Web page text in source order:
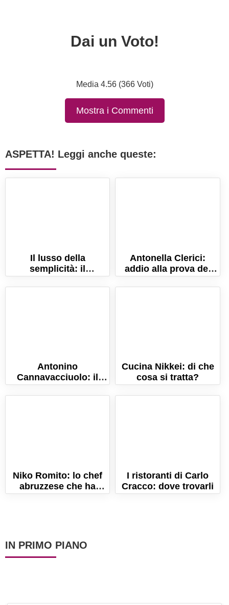
Dai un Voto!
Media 4.56 (366 Voti)
Mostra i Commenti
ASPETTA! Leggi anche queste:
Il lusso della
semplicità: il
ristorante di
Alessandro Borghese
Antonella Clerici:
addio alla prova del
cuoco
Antonino
Cannavacciuolo: il
grande chef diventa
Paperacciuolo su
Cucina Nikkei: di che
cosa si tratta?
Niko Romito: lo chef
abruzzese che ha
scalzato Bottura
I ristoranti di Carlo
Cracco: dove trovarli
IN PRIMO PIANO